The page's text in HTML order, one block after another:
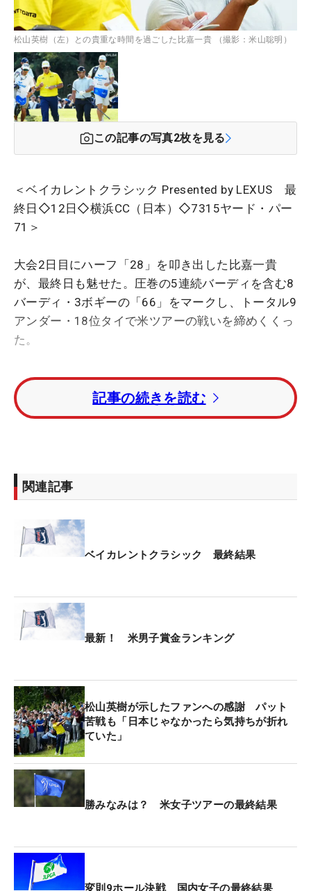
松山英樹（左）との貴重な時間を過ごした比嘉一貴 （撮影：米山聡明）
この記事の写真2枚を見る
＜ベイカレントクラシック Presented by LEXUS 最
終日◇12日◇横浜CC（日本）◇7315ヤード・パー
71＞
大会2日目にハーフ「28」を叩き出した比嘉一貴
が、最終日も魅せた。圧巻の5連続バーディを含む8
バーディ・3ボギーの「66」をマークし、トータル9
アンダー・18位タイで米ツアーの戦いを締めくくっ
た。
「失うものもないし、行かないといけない」。2日
目の前半で6連続を含む8バーディを奪った好イメー
ジのまま、上位浮上を狙ってひたすらピンを狙っ
4番パー5でバーディを奪うと、一気にアクセル全
開。5番パー4ではフェアウェイセンターから3メー
た。7番パー3ではグリーン右手前のバンカーからチ
ップインを決め、8番でもうひとつ重ねた。2日目の
後半はイーブンパーにとどまったが、16番パー3、
17番パー4での連続ボギーも「攻めた結果」と表情
はすがすがしい。
何より最終日は、東北福祉大学の先輩・松山英樹と
のラウンド。比嘉にとってはこれ以上ない“ご褒
美”だった。日本ツアーとアジアンツアーを転戦する
比嘉は、先週もインドネシアでプレーし、今週月曜
に帰国したばかり。「松山さんと回れるなら」と迷
いなく今大会への出場を決めた。
タイミングが合わず練習ラウンドをともにすること
同組となるのは、松山が優勝した2016年「三井住友
VISA太平洋マスターズ」以来。当時アマチュアだっ
記事の続きを読む
関連記事
ベイカレントクラシック 最終結果
最新！ 米男子賞金ランキング
松山英樹が示したファンへの感謝 パット
苦戦も「日本じゃなかったら気持ちが折れ
ていた」
勝みなみは？ 米女子ツアーの最終結果
変則9ホール決戦 国内女子の最終結果